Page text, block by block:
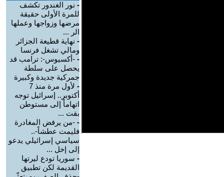
- نور الغندور تكشف
للمرة الأولى حقيقة
مرضها وزواجها وعملها
الر ...
- نهاية قطيعة الجزائر
ومالي تشغل فرنسا
- -أكسيوس-: ترامب قد
يحصل على سلطة
جمركية جديدة وكبيرة
-
لأول مرة منذ 7
أكتوبر.. إسرائيل توجه
اتهاماً إلى مستوطن
بقت ...
- -من يرفض المغادرة
فليمت عطشاً-..
سياسي إسرائيلي يدعو
إلى إخل ...
- سوريا تودع ليرتها
القديمة لكن تطبيق